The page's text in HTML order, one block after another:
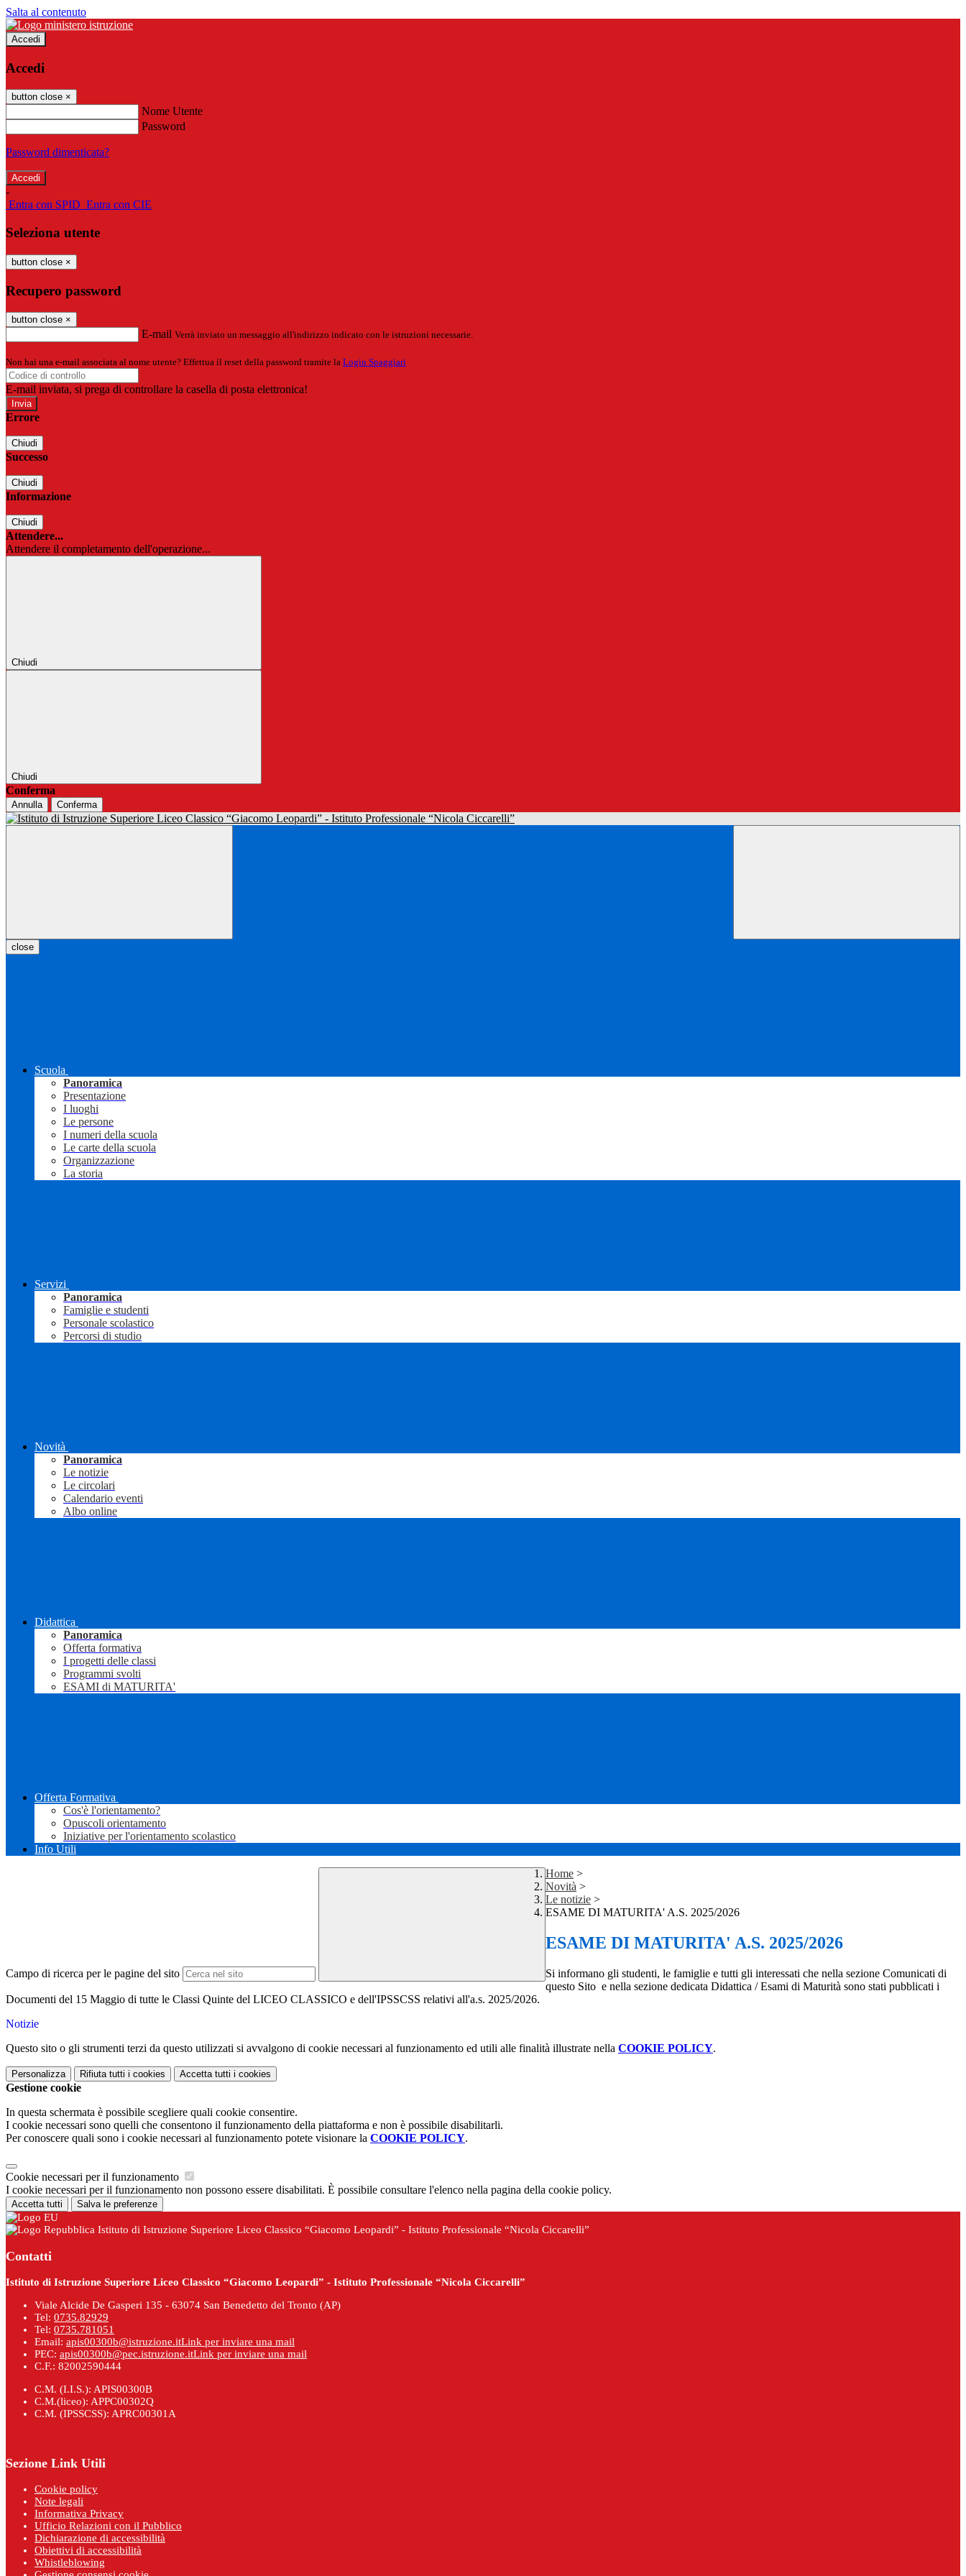
Salta al contenuto
Accedi
Accedi
button close ×
Nome Utente
Password
Password dimenticata?
-
Entra con SPID Entra con CIE
Seleziona utente
button close ×
Recupero password
button close ×
E-mail Verrà inviato un messaggio all'indirizzo indicato con le istruzioni necessarie.
Non hai una e-mail associata al nome utente? Effettua il reset della password tramite la Login Spaggiari
E-mail inviata, si prega di controllare la casella di posta elettronica!
Errore
Chiudi
Successo
Chiudi
Informazione
Chiudi
Attendere...
Attendere il completamento dell'operazione...
Chiudi
Chiudi
Conferma
Annulla Conferma
close
Scuola
Panoramica
Presentazione
I luoghi
Le persone
I numeri della scuola
Le carte della scuola
Organizzazione
La storia
Servizi
Panoramica
Famiglie e studenti
Personale scolastico
Percorsi di studio
Novità
Panoramica
Le notizie
Le circolari
Calendario eventi
Albo online
Didattica
Panoramica
Offerta formativa
I progetti delle classi
Programmi svolti
ESAMI di MATURITA'
Offerta Formativa
Cos'è l'orientamento?
Opuscoli orientamento
Iniziative per l'orientamento scolastico
Info Utili
Campo di ricerca per le pagine del sito
Home >
Novità >
Le notizie >
ESAME DI MATURITA' A.S. 2025/2026
ESAME DI MATURITA' A.S. 2025/2026
Si informano gli studenti, le famiglie e tutti gli interessati che nella sezione Comunicati di
questo Sito e nella sezione dedicata Didattica / Esami di Maturità sono stati pubblicati i
Documenti del 15 Maggio di tutte le Classi Quinte del LICEO CLASSICO e dell'IPSSCSS relativi all'a.s. 2025/2026.
Notizie
Questo sito o gli strumenti terzi da questo utilizzati si avvalgono di cookie necessari al funzionamento ed utili alle finalità illustrate nella COOKIE POLICY.
Personalizza Rifiuta tutti i cookies Accetta tutti i cookies
Gestione cookie
In questa schermata è possibile scegliere quali cookie consentire.
I cookie necessari sono quelli che consentono il funzionamento della piattaforma e non è possibile disabilitarli.
Per conoscere quali sono i cookie necessari al funzionamento potete visionare la COOKIE POLICY.
Cookie necessari per il funzionamento
I cookie necessari per il funzionamento non possono essere disabilitati. È possibile consultare l'elenco nella pagina della cookie policy.
Accetta tutti Salva le preferenze
Istituto di Istruzione Superiore Liceo Classico “Giacomo Leopardi” - Istituto Professionale “Nicola Ciccarelli”
Contatti
Istituto di Istruzione Superiore Liceo Classico “Giacomo Leopardi” - Istituto Professionale “Nicola Ciccarelli”
Viale Alcide De Gasperi 135 - 63074 San Benedetto del Tronto (AP)
Tel: 0735.82929
Tel: 0735.781051
Email: apis00300b@istruzione.itLink per inviare una mail
PEC: apis00300b@pec.istruzione.itLink per inviare una mail
C.F.: 82002590444
C.M. (I.I.S.): APIS00300B
C.M.(liceo): APPC00302Q
C.M. (IPSSCSS): APRC00301A
Sezione Link Utili
Cookie policy
Note legali
Informativa Privacy
Ufficio Relazioni con il Pubblico
Dichiarazione di accessibilità
Obiettivi di accessibilità
Whistleblowing